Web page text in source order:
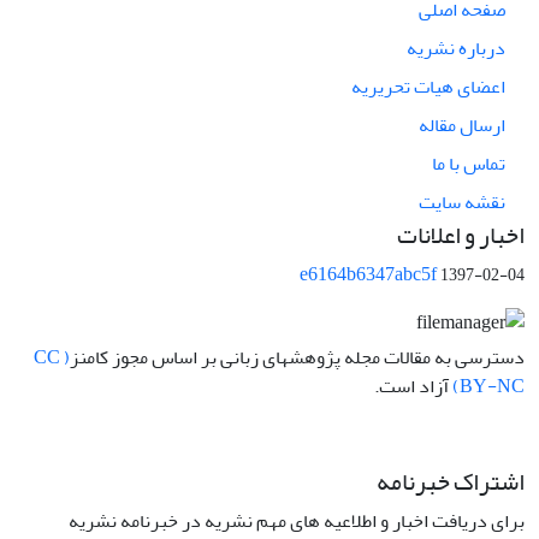
صفحه اصلی
درباره نشریه
اعضای هیات تحریریه
ارسال مقاله
تماس با ما
نقشه سایت
اخبار و اعلانات
e6164b6347abc5f1397-02-04
دسترسی به مقالات مجله پژوهشهای زبانی بر اساس مجوز کامنز ( CC
BY-NC) آزاد است.
اشتراک خبرنامه
برای دریافت اخبار و اطلاعیه های مهم نشریه در خبرنامه نشریه